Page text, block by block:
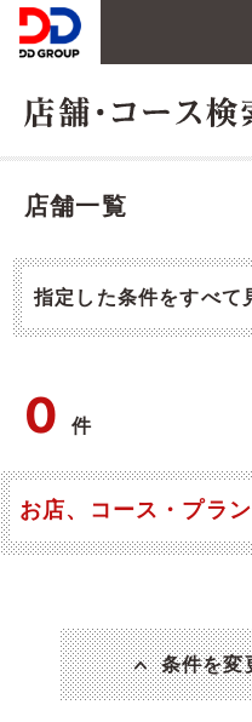
店舗一覧
指定した条件をすべて
0件
お店、コース・プラ
条件を変